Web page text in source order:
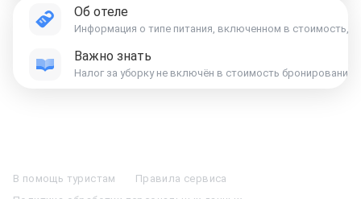
Об отеле
Информация о типе питания, включенном в стоимость,
Важно знать
Отели в КазаниОтели в Нижнем Новгороде
В помощь туристам
Правила сервиса